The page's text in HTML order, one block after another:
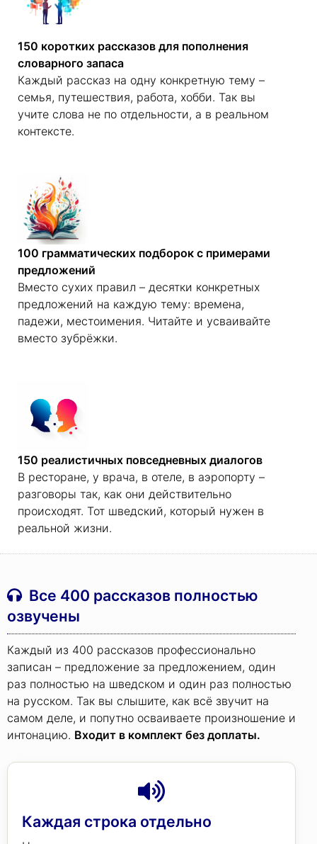
150 коротких рассказов для пополнения
словарного запаса
Каждый рассказ на одну конкретную тему –
семья, путешествия, работа, хобби. Так вы
учите слова не по отдельности, а в реальном
контексте.
100 грамматических подборок с примерами
предложений
Вместо сухих правил – десятки конкретных
предложений на каждую тему: времена,
падежи, местоимения. Читайте и усваивайте
вместо зубрёжки.
150 реалистичных повседневных диалогов
В ресторане, у врача, в отеле, в аэропорту –
разговоры так, как они действительно
происходят. Тот шведский, который нужен в
реальной жизни.
Все 400 рассказов полностью
озвучены
Каждый из 400 рассказов профессионально
записан – предложение за предложением, один
раз полностью на шведском и один раз полностью
на русском. Так вы слышите, как всё звучит на
самом деле, и попутно осваиваете произношение и
интонацию. Входит в комплект без доплаты.
Каждая строка отдельно